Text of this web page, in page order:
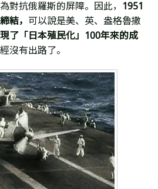
對抗俄羅斯的屏障。因此，
1951
結， 可以說是美、英、盎格魯撒
了「日本殖民化」100年來的成
沒有出路了。